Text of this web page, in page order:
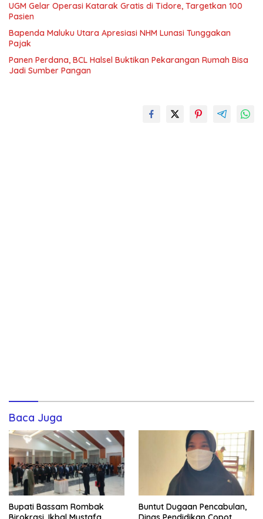
UGM Gelar Operasi Katarak Gratis di Tidore, Targetkan 100
Pasien
Bapenda Maluku Utara Apresiasi NHM Lunasi Tunggakan
Pajak
Panen Perdana, BCL Halsel Buktikan Pekarangan Rumah Bisa
Jadi Sumber Pangan
Baca Juga
Bupati Bassam Rombak
Buntut Dugaan Pencabulan,